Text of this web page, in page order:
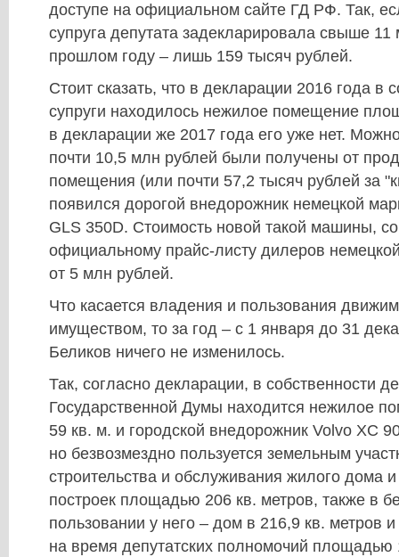
доступе на официальном сайте ГД РФ. Так,
супруга депутата задекларировала свыше 11
прошлом году – лишь 159 тысяч рублей.
Стоит сказать, что в декларации 2016 года в
супруги находилось нежилое помещение
в декларации же 2017 года его уже нет.
почти 10,5 млн рублей были получены от
помещения (или почти 57,2 тысяч рублей за
появился дорогой внедорожник немецкой
GLS 350D. Стоимость новой такой машины,
официальному прайс-листу дилеров
от 5 млн рублей.
Что касается владения и пользования
имуществом, то за год – с 1 января до 31
Беликов ничего не изменилось.
Так, согласно декларации, в собственности
Государственной Думы находится нежилое
59 кв. м. и городской внедорожник Volvo XC
но безвозмездно пользуется земельным
строительства и обслуживания жилого дома
построек площадью 206 кв. метров, также в
пользовании у него – дом в 216,9 кв. метров
на время депутатских полномочий площадью